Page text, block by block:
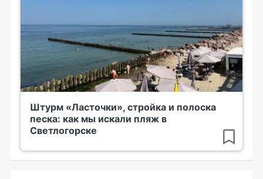
Штурм «Ласточки», стройка и полоска
песка: как мы искали пляж в
Светлогорске